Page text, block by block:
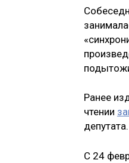
Ранее
чтении
С 24